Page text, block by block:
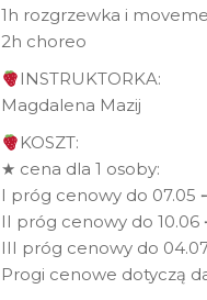
1h rozgrzewka i
2h choreo
INSTRUKTORKA:
Magdalena Mazij
KOSZT:
★ cena dla 1 osoby:
I próg cenowy do 07.05
II próg cenowy do 10.06
III próg cenowy do
Progi cenowe dotyczą